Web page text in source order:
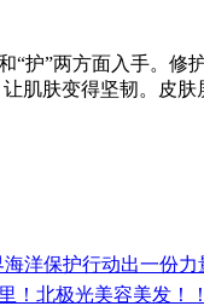
”两方面入手。修
肌肤变得坚韧。皮
洋保护行动出一份力
！北极光美容美发！！